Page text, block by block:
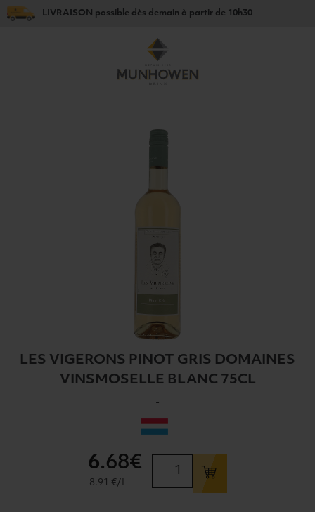
LIVRAISON possible dès demain à partir de 10h30
LES VIGERONS PINOT GRIS DOMAINES
VINSMOSELLE BLANC 75CL
-
6.68€
8.91 €/L